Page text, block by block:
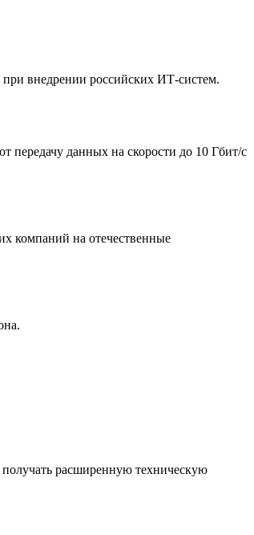
при внедрении российских ИТ-систем.
передачу данных на скорости до 10 Гбит/с
компаний на отечественные
получать расширенную техническую